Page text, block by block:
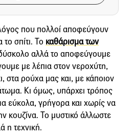
που πολλοί αποφεύγουν
σπίτι. Το καθάρισμα των
αλλά το αποφεύγουμε
με λέπια στον νεροχύτη,
στα ρούχα μας και, με κάποιον
Κι όμως, υπάρχει τρόπος
εύκολα, γρήγορα και χωρίς να
κουζίνα. Το μυστικό άλλωστε
η τεχνική.